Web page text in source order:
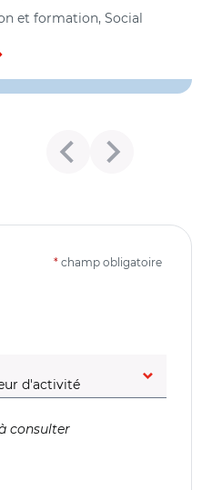
et formation, Social
* champ obligatoire
obligatoire)
consulter